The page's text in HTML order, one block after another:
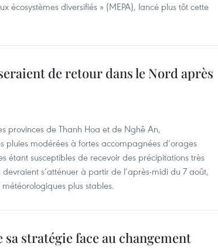
écosystèmes diversifiés » (MEPA), lancé plus tôt cette
de retour dans le Nord après
provinces de Thanh Hoa et de Nghê An,
pluies modérées à fortes accompagnées d’orages
étant susceptibles de recevoir des précipitations très
s’atténuer à partir de l’après-midi du 7 août,
plus stables.
stratégie face au changement